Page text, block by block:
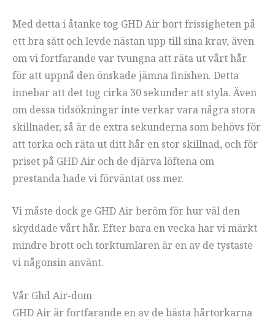
Med detta i åtanke tog GHD Air bort frissigheten på
ett bra sätt och levde nästan upp till sina krav, även
om vi fortfarande var tvungna att räta ut vårt hår
för att uppnå den önskade jämna finishen. Detta
innebar att det tog cirka 30 sekunder att styla. Även
om dessa tidsökningar inte verkar vara några stora
skillnader, så är de extra sekunderna som behövs för
att torka och räta ut ditt hår en stor skillnad, och för
priset på GHD Air och de djärva löftena om
prestanda hade vi förväntat oss mer.
Vi måste dock ge GHD Air beröm för hur väl den
skyddade vårt hår. Efter bara en vecka har vi märkt
mindre brott och torktumlaren är en av de tystaste
vi någonsin använt.
Vår Ghd Air-dom
GHD Air är fortfarande en av de bästa hårtorkarna